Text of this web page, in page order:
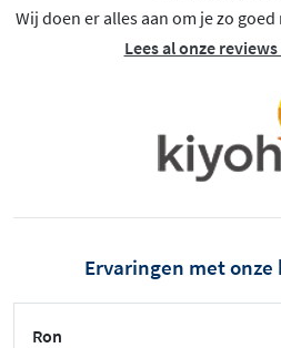
Wij doen er alles aan om je zo
Lees al onze
Ervaringen met
Ron